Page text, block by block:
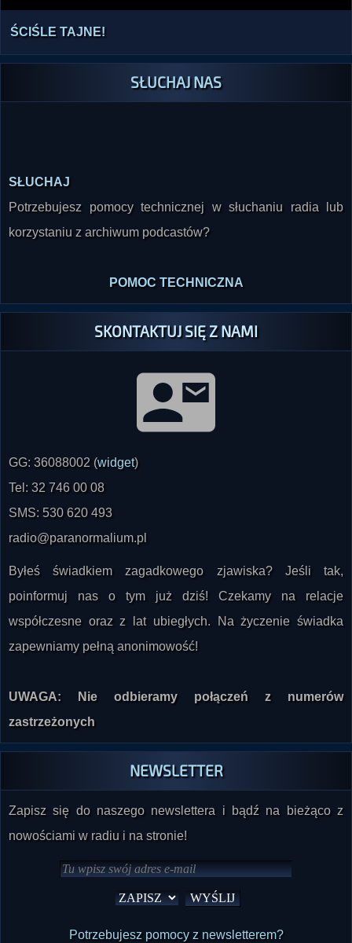
ŚCIŚLE TAJNE!
SŁUCHAJ NAS
SŁUCHAJ
Potrzebujesz pomocy technicznej w słuchaniu radia lub
korzystaniu z archiwum podcastów?
POMOC TECHNICZNA
SKONTAKTUJ SIĘ Z NAMI
GG: 36088002 (widget)
Tel: 32 746 00 08
SMS: 530 620 493
radio@paranormalium.pl
Byłeś świadkiem zagadkowego zjawiska? Jeśli tak,
poinformuj nas o tym już dziś! Czekamy na relacje
współczesne oraz z lat ubiegłych. Na życzenie świadka
zapewniamy pełną anonimowość!
UWAGA: Nie odbieramy połączeń z numerów
zastrzeżonych
NEWSLETTER
Zapisz się do naszego newslettera i bądź na bieżąco z
nowościami w radiu i na stronie!
Potrzebujesz pomocy z newsletterem?